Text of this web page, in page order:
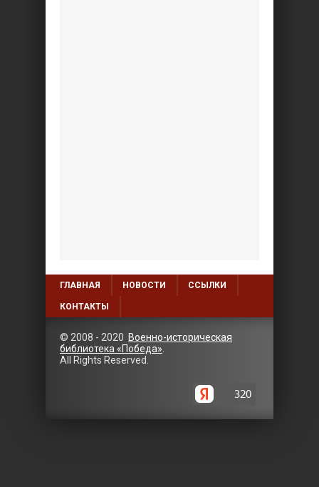
ГЛАВНАЯ НОВОСТИ ССЫЛКИ
КОНТАКТЫ
© 2008 - 2020 Военно-историческая
библиотека «Победа»
All Rights Reserved.